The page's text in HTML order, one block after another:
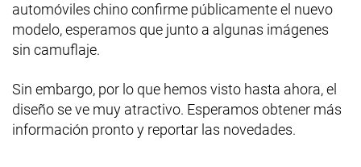
automóviles chino confirme públicamente el nuevo
modelo, esperamos que junto a algunas imágenes
sin camuflaje.
Sin embargo, por lo que hemos visto hasta ahora, el
diseño se ve muy atractivo. Esperamos obtener más
información pronto y reportar las novedades.